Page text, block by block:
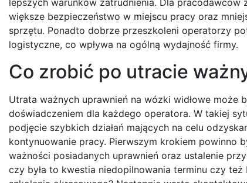
większe bezpieczeństwo w miejscu pracy oraz
sprzętu. Ponadto dobrze przeszkoleni operatorzy
logistyczne, co wpływa na ogólną wydajność firmy.
Co zrobić po utracie
Utrata ważnych uprawnień na wózki widłowe może
doświadczeniem dla każdego operatora. W takiej
podjęcie szybkich działań mających na celu
kontynuowanie pracy. Pierwszym krokiem powinno
ważności posiadanych uprawnień oraz ustalenie
czy była to kwestia niedopilnowania terminu czy